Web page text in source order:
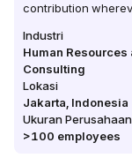
contribution
Industri
Human Resources
Consulting
Lokasi
Jakarta Indonesia
Ukuran Perusahaan
>100 employees